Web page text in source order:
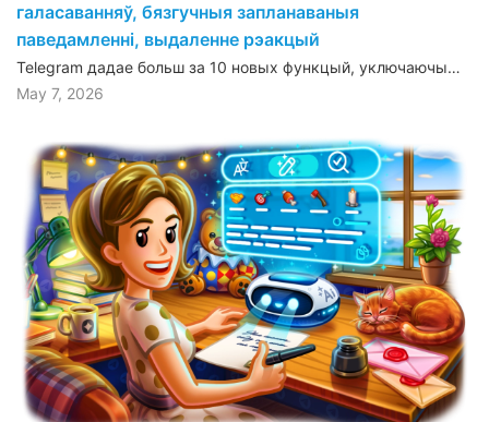
галасаванняў, бязгучныя запланаваныя
паведамленні, выдаленне рэакцый
Telegram дадае больш за 10 новых функцый, уключаючы…
May 7, 2026